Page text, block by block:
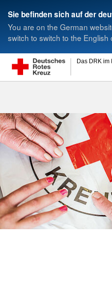
Sie befinden sich auf der
You are on the German
switch to switch to the English
Das DRK im